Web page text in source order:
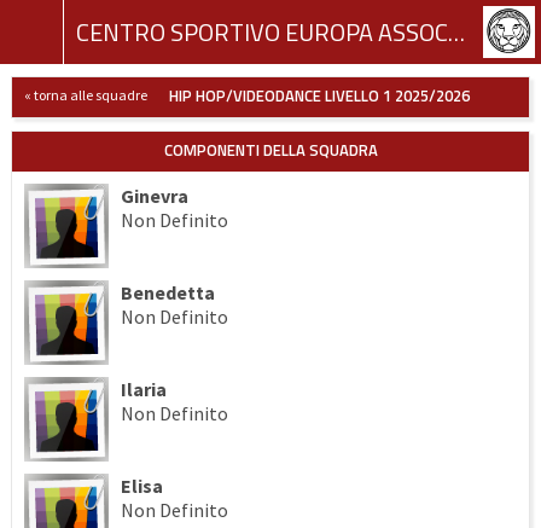
CENTRO SPORTIVO EUROPA ASSOCIAZIONE SPORTIVA DILETTANTISTICA
« torna alle squadre HIP HOP/VIDEODANCE LIVELLO 1 2025/2026
COMPONENTI DELLA SQUADRA
Ginevra
Non Definito
Benedetta
Non Definito
Ilaria
Non Definito
Elisa
Non Definito